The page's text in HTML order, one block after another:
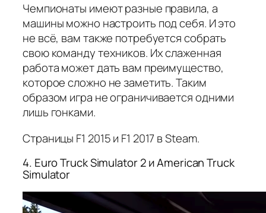
Чемпионаты имеют разные правила, а
машины можно настроить под себя. И это
не всё, вам также потребуется собрать
свою команду техников. Их слаженная
работа может дать вам преимущество,
которое сложно не заметить. Таким
образом игра не ограничивается одними
лишь гонками.
Страницы F1 2015 и F1 2017 в Steam.
4. Euro Truck Simulator 2 и American Truck
Simulator